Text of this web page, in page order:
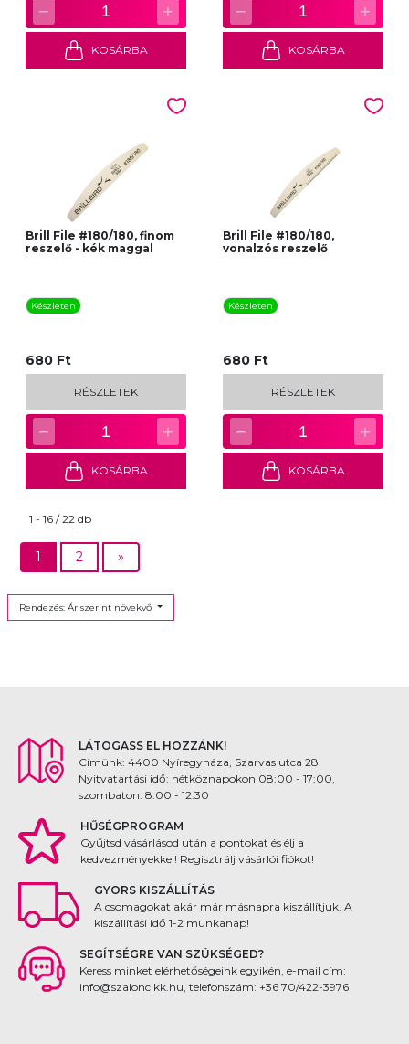
− 1 +
KOSÁRBA
− 1 +
KOSÁRBA
Brill File #180/180, finom
reszelő - kék maggal
Készleten
680 Ft
RÉSZLETEK
− 1 +
KOSÁRBA
Brill File #180/180,
vonalzós reszelő
Készleten
680 Ft
RÉSZLETEK
− 1 +
KOSÁRBA
1 - 16 / 22 db
1 2 »
Rendezés: Ár szerint növekvő
LÁTOGASS EL HOZZÁNK!
Címünk: 4400 Nyíregyháza, Szarvas utca 28.
Nyitvatartási idő: hétköznapokon 08:00 - 17:00,
szombaton: 8:00 - 12:30
HŰSÉGPROGRAM
Gyűjtsd vásárlásod után a pontokat és élj a
kedvezményekkel! Regisztrálj vásárlói fiókot!
GYORS KISZÁLLÍTÁS
A csomagokat akár már másnapra kiszállítjuk. A
kiszállítási idő 1-2 munkanap!
SEGÍTSÉGRE VAN SZÜKSÉGED?
Keress minket elérhetőségeink egyikén, e-mail cím:
info@szaloncikk.hu, telefonszám: +36 70/422-3976